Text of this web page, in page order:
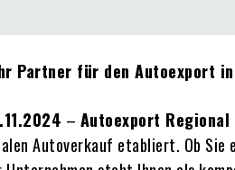
Partner für den Autoexport in
– Autoexport Regional
Autoverkauf etabliert. Ob Sie